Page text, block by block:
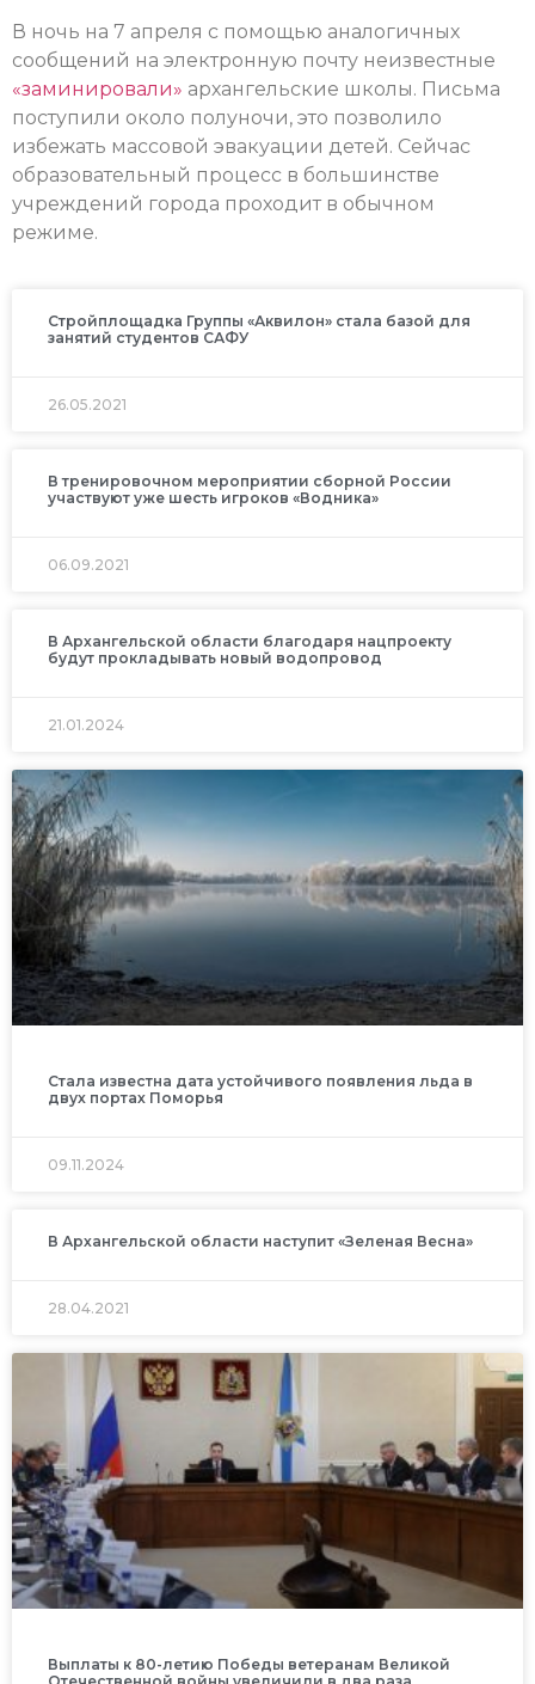
В ночь на 7 апреля с помощью аналогичных
сообщений на электронную почту неизвестные
«заминировали» архангельские школы. Письма
поступили около полуночи, это позволило
избежать массовой эвакуации детей. Сейчас
образовательный процесс в большинстве
учреждений города проходит в обычном
режиме.
Стройплощадка Группы «Аквилон» стала базой для
занятий студентов САФУ
26.05.2021
В тренировочном мероприятии сборной России
участвуют уже шесть игроков «Водника»
06.09.2021
В Архангельской области благодаря нацпроекту
будут прокладывать новый водопровод
21.01.2024
Стала известна дата устойчивого появления льда в
двух портах Поморья
09.11.2024
В Архангельской области наступит «Зеленая Весна»
28.04.2021
Выплаты к 80-летию Победы ветеранам Великой